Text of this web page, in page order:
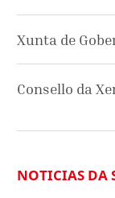
Xunta de
Consello da
NOTICIAS DA